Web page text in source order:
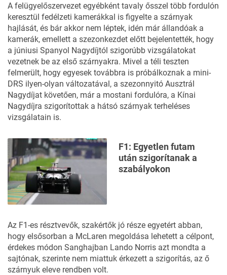
A felügyelőszervezet egyébként tavaly ősszel több fordulón
keresztül fedélzeti kamerákkal is figyelte a szárnyak
hajlását, és bár akkor nem léptek, idén már állandóak a
kamerák, emellett a szezonkezdet előtt bejelentették, hogy
a júniusi Spanyol Nagydíjtól szigorúbb vizsgálatokat
vezetnek be az első szárnyakra. Mivel a téli teszten
felmerült, hogy egyesek továbbra is próbálkoznak a mini-
DRS ilyen-olyan változatával, a szezonnyitó Ausztrál
Nagydíjat követően, már a mostani fordulóra, a Kínai
Nagydíjra szigorítottak a hátsó szárnyak terheléses
vizsgálatain is.
F1: Egyetlen futam
után szigorítanak a
szabályokon
Az F1-es résztvevők, szakértők jó része egyetért abban,
hogy elsősorban a McLaren megoldása lehetett a célpont,
érdekes módon Sanghajban Lando Norris azt mondta a
sajtónak, szerinte nem miattuk érkezett a szigorítás, az ő
szárnyuk eleve rendben volt.